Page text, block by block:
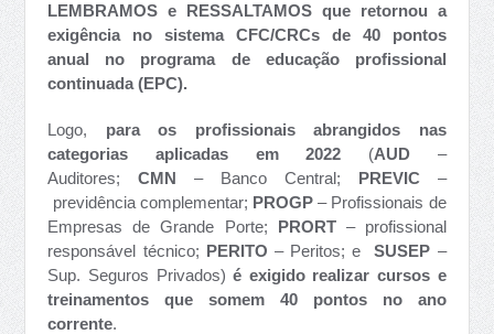
LEMBRAMOS e RESSALTAMOS que retornou a
exigência no sistema CFC/CRCs de 40 pontos
anual no programa de educação profissional
continuada (EPC).
Logo, para os profissionais abrangidos nas
categorias aplicadas em 2022 (AUD–
Auditores;CMN – Banco Central; PREVIC –
previdência complementar; PROGP – Profissionais de
Empresas de Grande Porte; PRORT– profissional
responsável técnico; PERITO – Peritos; eSUSEP –
Sup. Seguros Privados)é exigido realizar cursos e
treinamentos que somem 40 pontos no ano
corrente.